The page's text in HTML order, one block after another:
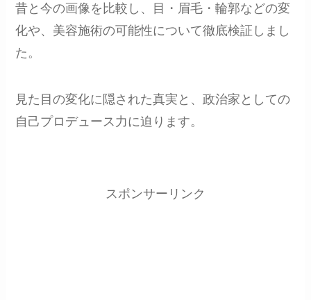
昔と今の画像を比較し、目・眉毛・輪郭などの変
化や、美容施術の可能性について徹底検証しまし
た。
見た目の変化に隠された真実と、政治家としての
自己プロデュース力に迫ります。
スポンサーリンク